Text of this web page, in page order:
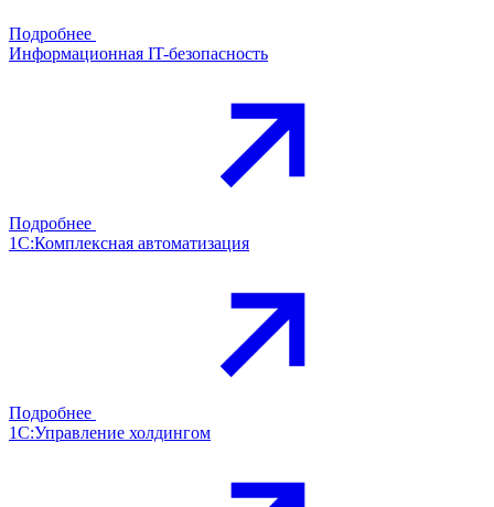
Подробнее
Информационная IT-безопасность
Подробнее
1С:Комплексная автоматизация
Подробнее
1С:Управление холдингом